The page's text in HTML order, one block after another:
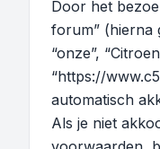
Door het
forum” (hierna
“onze”,
“https://
automatisch
Als je niet